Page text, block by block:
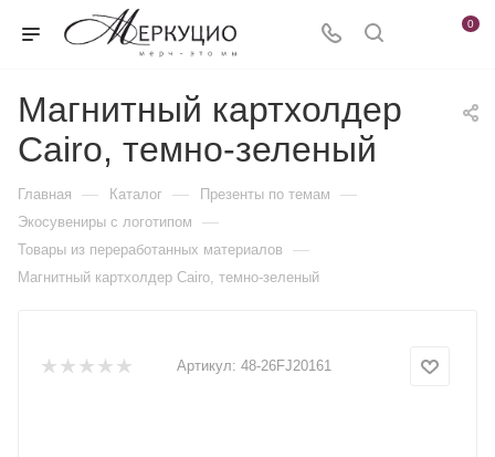
0
Магнитный картхолдер
Cairo, темно-зеленый
Главная — Каталог — Презенты по темам —
Экосувениры с логотипом —
Товары из переработанных материалов —
Магнитный картхолдер Cairo, темно-зеленый
Артикул: 48-26FJ20161